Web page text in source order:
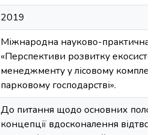
2019
Міжнародна науково-практична
«Перспективи розвитку
менеджменту у лісовому
парковому господарстві».
До питання щодо основних
концепції вдосконалення